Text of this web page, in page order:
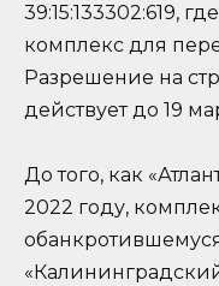
39:15:133302:619,
комплекс для
Разрешение на
действует до 19
До того, как
2022 году,